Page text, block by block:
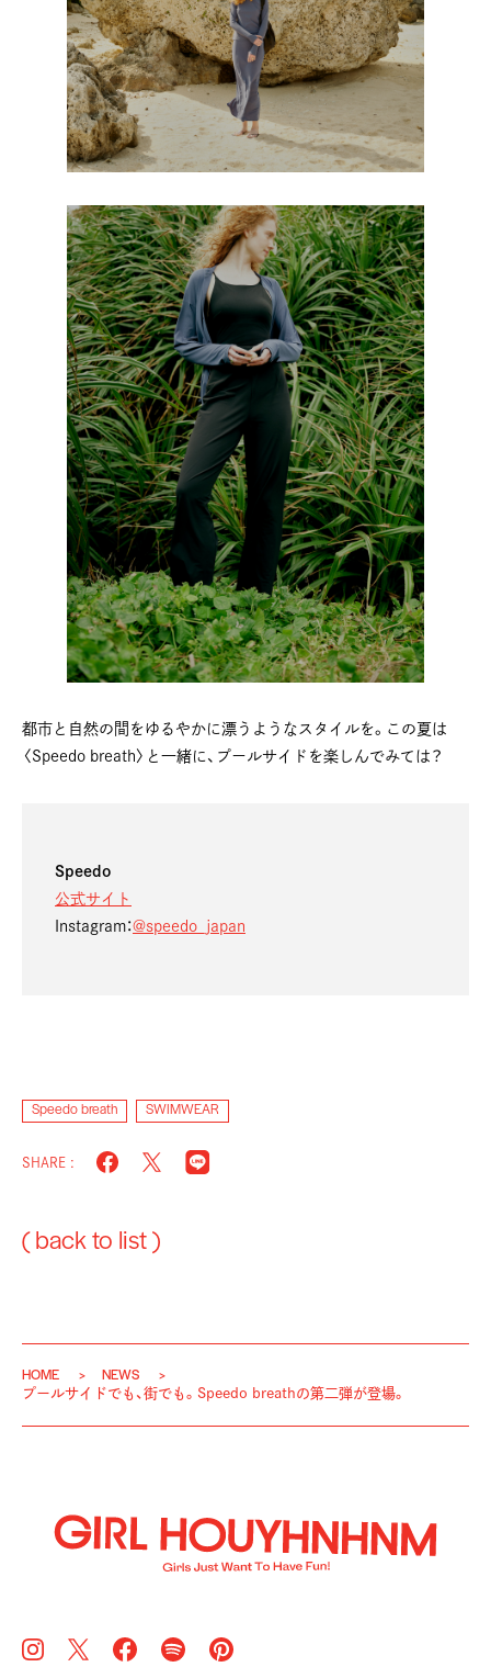
都市と自然の間をゆるやかに漂うようなスタイルを。この夏は
〈Speedo breath〉と一緒に、プールサイドを楽しんでみては？
Speedo
公式サイト
Instagram：@speedo_japan
Speedo breath SWIMWEAR
SHARE :
( back to list )
HOME
NEWS
プールサイドでも、街でも。Speedo breathの第二弾が登場。